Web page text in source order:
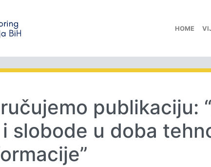
HOME
publikaciju:
slobode u doba